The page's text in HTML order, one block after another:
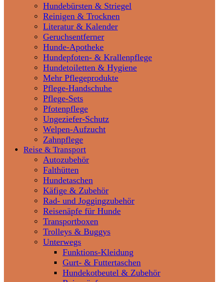
Hundebürsten & Striegel
Reinigen & Trocknen
Literatur & Kalender
Geruchsentferner
Hunde-Apotheke
Hundepfoten- & Krallenpflege
Hundetoiletten & Hygiene
Mehr Pflegeprodukte
Pflege-Handschuhe
Pflege-Sets
Pfotenpflege
Ungeziefer-Schutz
Welpen-Aufzucht
Zahnpflege
Reise & Transport
Autozubehör
Falthütten
Hundetaschen
Käfige & Zubehör
Rad- und Joggingzubehör
Reisenäpfe für Hunde
Transportboxen
Trolleys & Buggys
Unterwegs
Funktions-Kleidung
Gurt- & Futtertaschen
Hundekotbeutel & Zubehör